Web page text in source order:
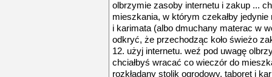
olbrzymie zasoby internetu i zakup ...
mieszkania, w którym czekałby jedynie
i karimata (albo dmuchany materac w
odkryć, że przechodząc koło świeżo
12. użyj internetu. weź pod uwagę
chciałbyś wracać co wieczór do
rozkładany stolik ogrodowy, taboret i